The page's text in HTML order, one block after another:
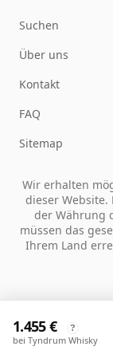
1.455 € ?
bei Tyndrum Whisky
Suchen
Über uns
Kontakt
FAQ
Sitemap
Wir erhalten
dieser Website.
der Währung
müssen das
Ihrem Land